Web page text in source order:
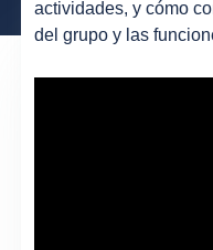
actividades, y cómo
del grupo y las